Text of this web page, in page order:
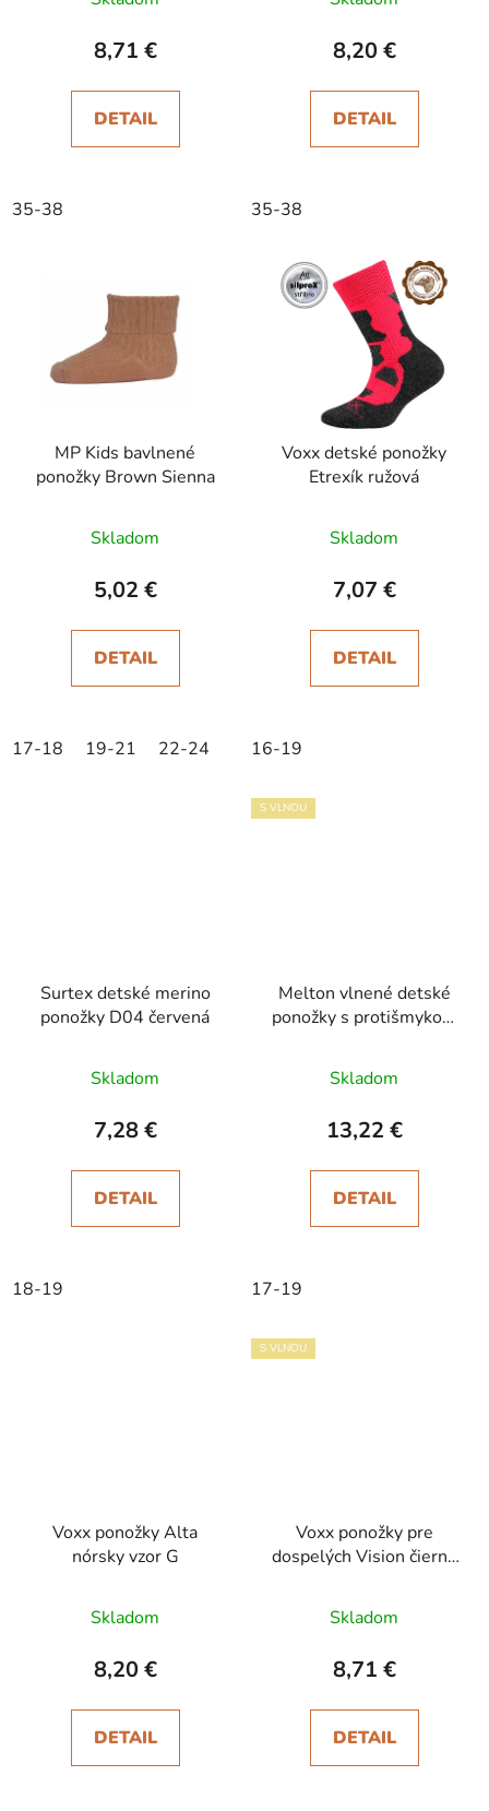
8,71 €
DETAIL
35-38
8,20 €
DETAIL
35-38
MP Kids bavlnené
ponožky Brown Sienna
Skladom
5,02 €
DETAIL
17-18 19-21 22-24
Voxx detské ponožky
Etrexík ružová
Skladom
7,07 €
DETAIL
16-19
Surtex detské merino
ponožky D04 červená
Skladom
7,28 €
DETAIL
18-19
S VLNOU
Melton vlnené detské
ponožky s protišmykom
Skladom
13,22 €
DETAIL
17-19
Voxx ponožky Alta
nórsky vzor G
Skladom
8,20 €
DETAIL
S VLNOU
Voxx ponožky pre
dospelých Vision čierno
Skladom
8,71 €
DETAIL